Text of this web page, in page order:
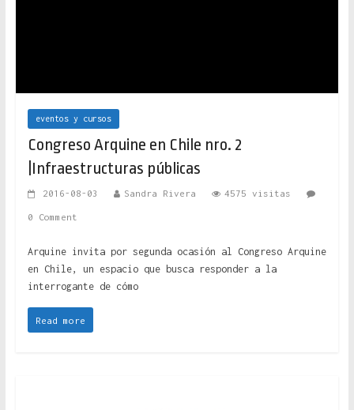
eventos y cursos
Congreso Arquine en Chile nro. 2
|Infraestructuras públicas
2016-08-03 Sandra Rivera 4575 visitas
0 Comment
Arquine invita por segunda ocasión al Congreso Arquine
en Chile, un espacio que busca responder a la
interrogante de cómo
Read more